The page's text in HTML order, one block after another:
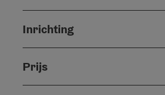
Inrichting
Prijs